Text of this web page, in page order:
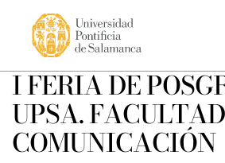
I FERIA DE
UPSA.
COMUNICACIÓN